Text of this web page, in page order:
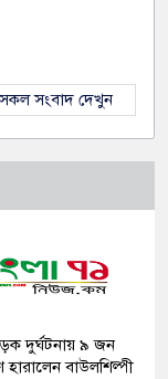
সংবাদ দেখুন
দুর্ঘটনায় ৯ জন
হারালেন বাউলশিল্পী